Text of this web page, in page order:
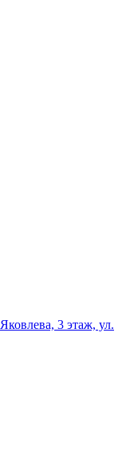
3 этаж, ул.